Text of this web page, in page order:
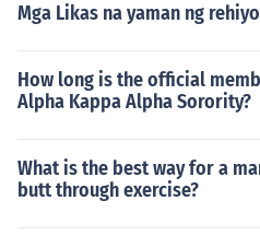
Mga Likas na yaman ng
How long is the official
Alpha Kappa Alpha Sorority?
What is the best way for a
butt through exercise?